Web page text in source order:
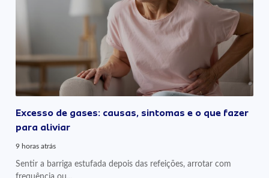
Excesso de gases: causas, sintomas e o que fazer
para aliviar
9 horas atrás
Sentir a barriga estufada depois das refeições, arrotar com